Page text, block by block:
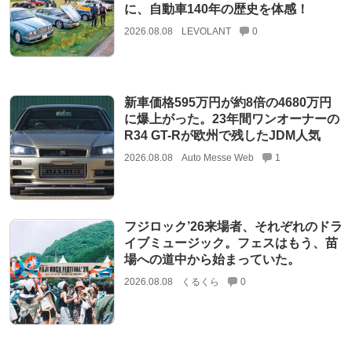
に、自動車140年の歴史を体感！
2026.08.08 LEVOLANT 0
新車価格595万円が約8倍の4680万円
に爆上がった。23年間ワンオーナーの
R34 GT-Rが欧州で残したJDM人気
2026.08.08 Auto Messe Web 1
フジロック’26来場者、それぞれのドラ
イブミュージック。フェスはもう、苗
場への道中から始まっていた。
2026.08.08 くるくら 0